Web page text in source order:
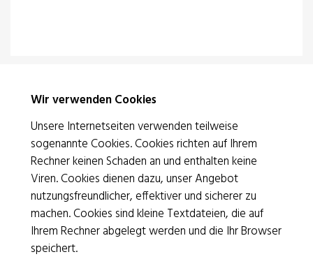
Rotes Kreuz Basel
Bruderholzstrasse 20 | 4053 Basel
T 061 319 56 56|info@srk-basel.ch
IBAN CH69 0900 0000 1533 0527 0
Wir verwenden Cookies
Unsere Internetseiten verwenden teilweise
sogenannte Cookies. Cookies richten auf Ihrem
Rechner keinen Schaden an und enthalten keine
Viren. Cookies dienen dazu, unser Angebot
nutzungsfreundlicher, effektiver und sicherer zu
machen. Cookies sind kleine Textdateien, die auf
Ihrem Rechner abgelegt werden und die Ihr Browser
speichert.